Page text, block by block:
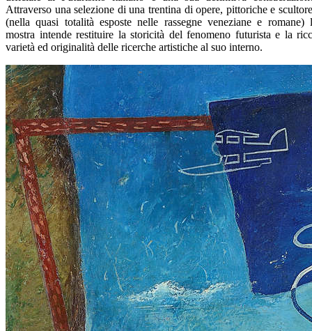
Attraverso una selezione di una trentina di opere, pittoriche e
(nella quasi totalità esposte nelle rassegne veneziane e romane)
mostra intende restituire la storicità del fenomeno futurista e la
varietà ed originalità delle ricerche artistiche al suo interno.